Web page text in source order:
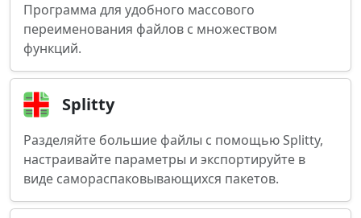
Программа для удобного массового
переименования файлов с множеством
функций.
Splitty
Разделяйте большие файлы с помощью Splitty,
настраивайте параметры и экспортируйте в
виде самораспаковывающихся пакетов.